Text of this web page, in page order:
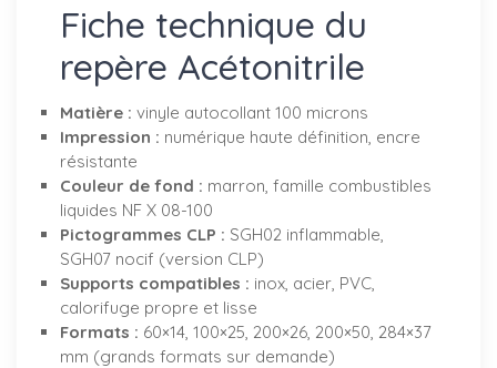
Fiche technique du
repère Acétonitrile
Matière : vinyle autocollant 100 microns
Impression : numérique haute définition, encre
résistante
Couleur de fond : marron, famille combustibles
liquides NF X 08-100
Pictogrammes CLP : SGH02 inflammable,
SGH07 nocif (version CLP)
Supports compatibles : inox, acier, PVC,
calorifuge propre et lisse
Formats : 60×14, 100×25, 200×26, 200×50, 284×37
mm (grands formats sur demande)